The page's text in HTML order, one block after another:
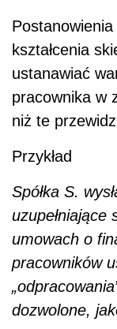
kształcenia
ustanawiać
pracownika w
niż te
Przykład
Spółka S.
uzupełniające
umowach o
pracowników
dozwolone,